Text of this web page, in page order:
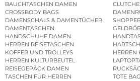
BAUCHTASCHEN DAMEN
CROSSBODY BAGS
DAMENSCHALS & DAMENTÜCHER
DAMENTASCHEN
HANDSCHUHE DAMEN
HERREN REISETASCHEN
KOFFER UND TROLLEYS
HERREN
HERREN KULTURBEUTEL
REISEGEPÄCK DAMEN
TASCHEN FÜR HERREN
TOTE BAG